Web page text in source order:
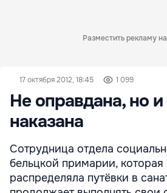
Разместить рекламу
17 октября 2012, 18:45 1 099
Не оправдана, но и
наказана
Сотрудница отдела
бельцкой примарии, которая
распределяла путёвки в